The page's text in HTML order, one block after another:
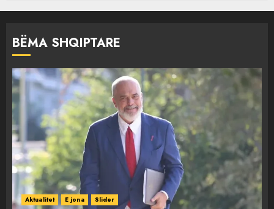
BËMA SHQIPTARE
Aktualitet E jona Slider